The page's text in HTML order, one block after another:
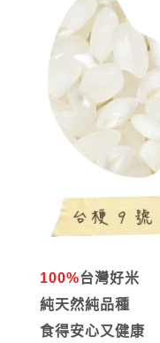
100%台灣好米
純天然純品種
食得安心又健康